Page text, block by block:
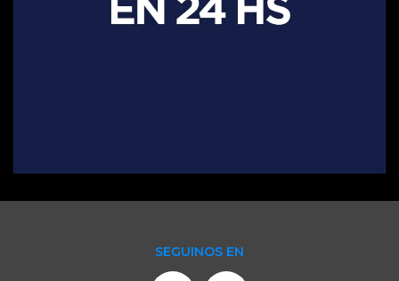
SEGUINOS EN